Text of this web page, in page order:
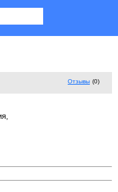
Отзывы (0)